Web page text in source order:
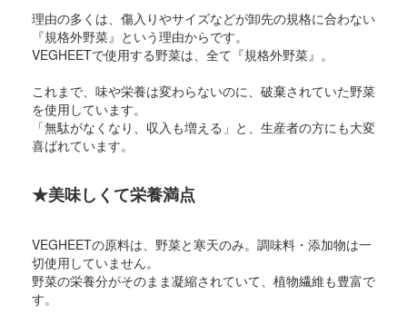
理由の多くは、傷入りやサイズなどが卸先の規格に合わない
『規格外野菜』という理由からです。
VEGHEETで使用する野菜は、全て『規格外野菜』。
これまで、味や栄養は変わらないのに、破棄されていた野菜
を使用しています。
「無駄がなくなり、収入も増える」と、生産者の方にも大変
喜ばれています。
★美味しくて栄養満点
VEGHEETの原料は、野菜と寒天のみ。調味料・添加物は一
切使用していません。
野菜の栄養分がそのまま凝縮されていて、植物繊維も豊富で
す。